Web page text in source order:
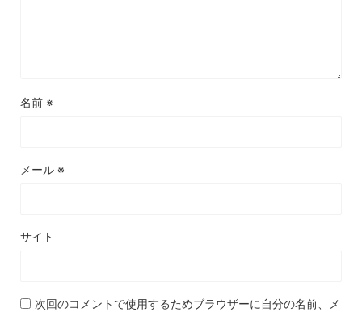
名前 ※
メール ※
サイト
次回のコメントで使用するためブラウザーに自分の名前、メ